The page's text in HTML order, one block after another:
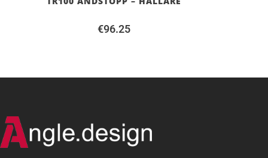
€96.25